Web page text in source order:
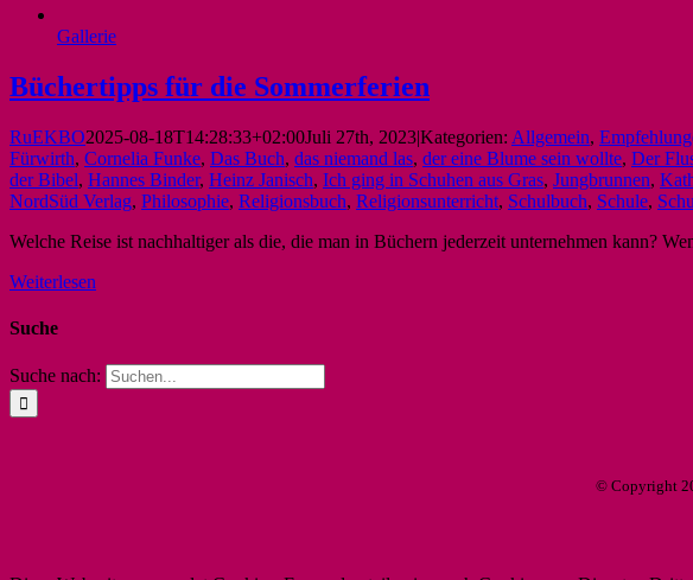
Gallerie
Büchertipps für die Sommerferien
RuEKBO2025-08-18T14:28:33+02:00Juli 27th, 2023|Kategorien: Allgemein,
Fürwirth, Cornelia Funke, Das Buch, das niemand las, der eine Blume sein wollte, Der
der Bibel, Hannes Binder, Heinz Janisch, Ich ging in Schuhen aus Gras, Jungbrunnen,
NordSüd Verlag, Philosophie, Religionsbuch, Religionsunterricht, Schulbuch, Schule,
Welche Reise ist nachhaltiger als die, die man in Büchern jederzeit unternehmen kann?
Weiterlesen
Suche
Suche nach:
© Copyright